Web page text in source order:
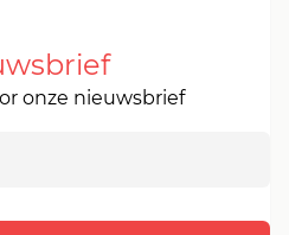
onze nieuwsbrief